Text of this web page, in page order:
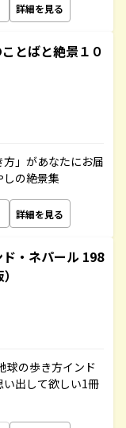
詳細を見る
とばと絶景１０
」があなたにお届
の絶景集
詳細を見る
・ネパール 198
球の歩き方インド
出して欲しい1冊